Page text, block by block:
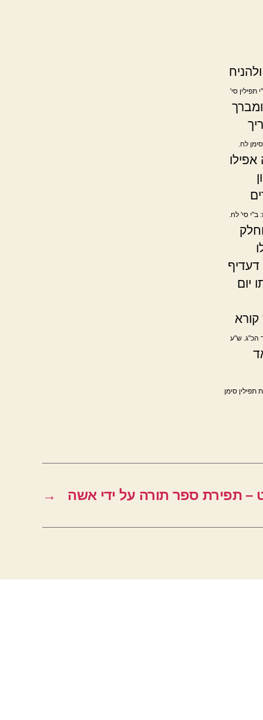
תפילין סי'
לח.
ב"י סי' לח.
דעדיף
יום
הכ"ג. ש"ע
תפילין סימן
→ – תפירת ספר תורה על ידי אשה